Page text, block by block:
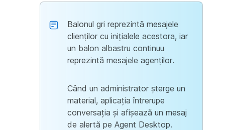
Balonul gri reprezintă mesajele
clienților cu inițialele acestora, iar
un balon albastru continuu
reprezintă mesajele agenților.
Când un administrator șterge un
material, aplicația întrerupe
conversația și afișează un mesaj
de alertă pe Agent Desktop.